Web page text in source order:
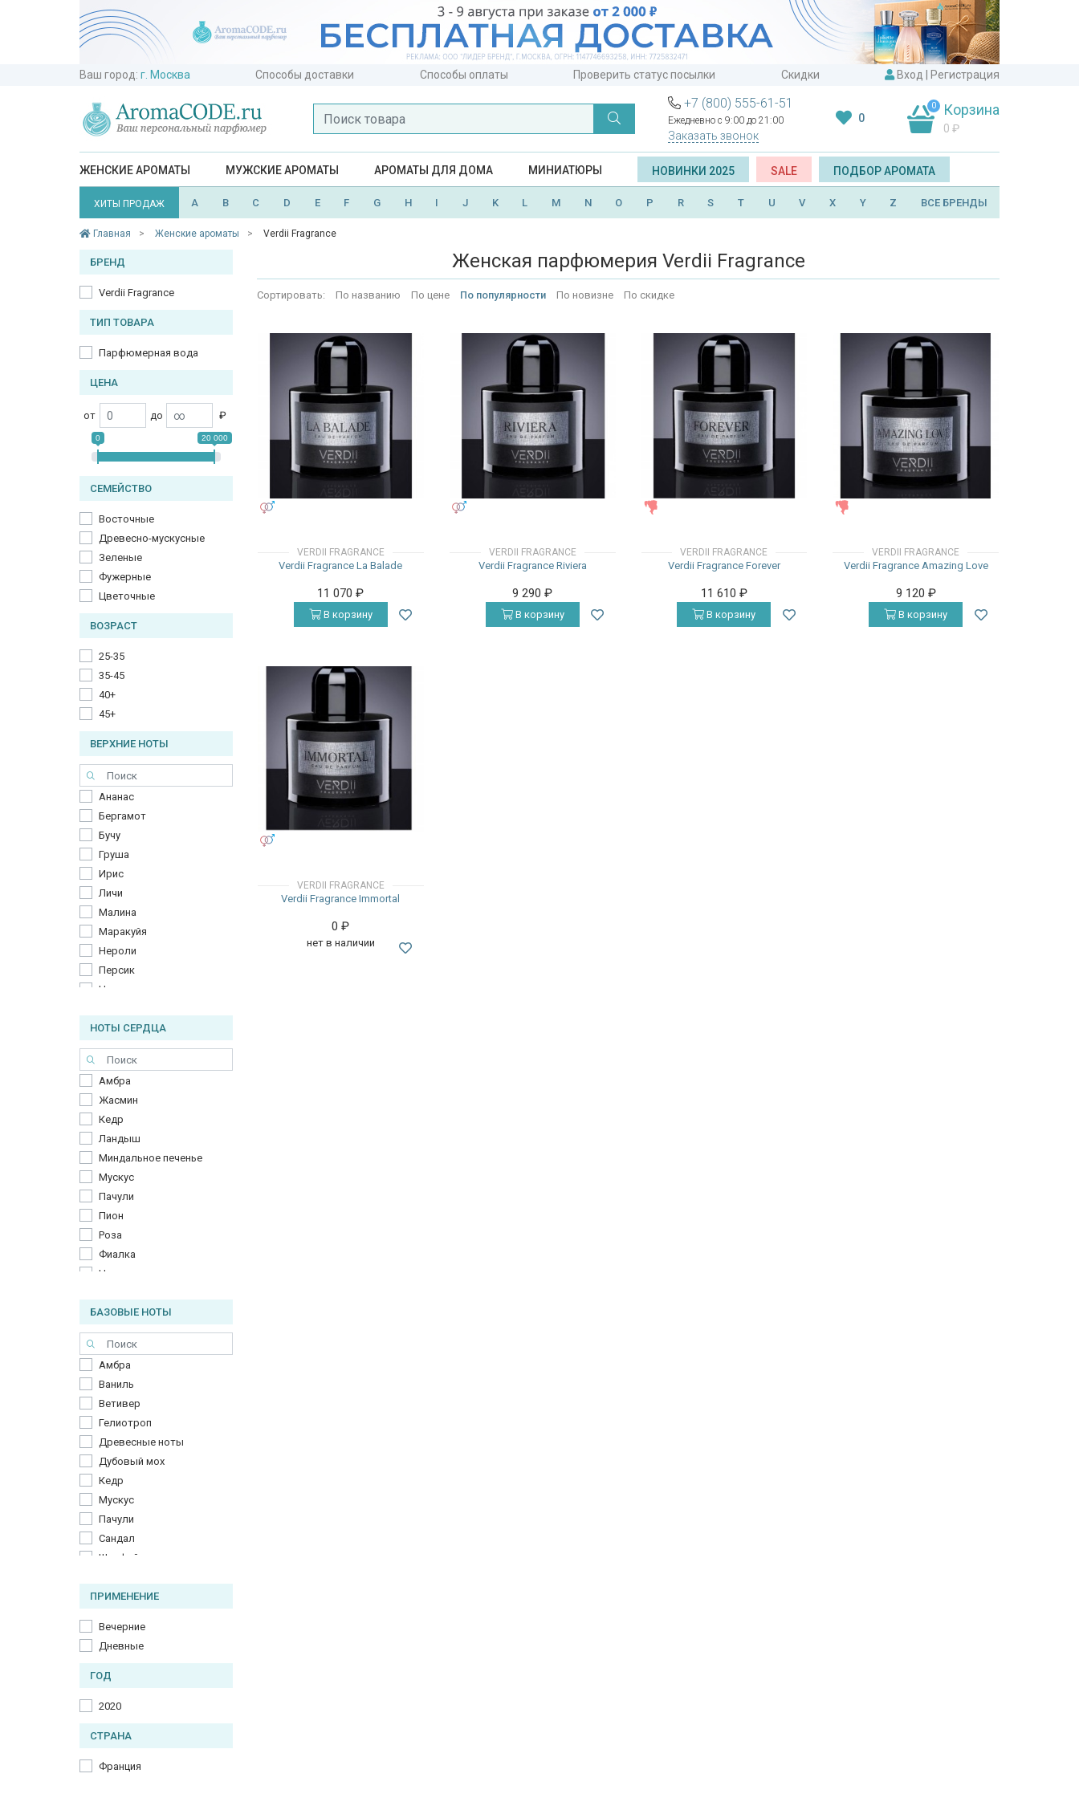
Ваш город: г. Москва Способы доставки Способы оплаты Проверить статус посылки Скидки Вход Регистрация
+7 (800) 555-61-51
Ежедневно с 9:00 до 21:00
Заказать звонок
0
0 Корзина
0 ₽
ЖЕНСКИЕ АРОМАТЫ МУЖСКИЕ АРОМАТЫ АРОМАТЫ ДЛЯ ДОМА МИНИАТЮРЫ НОВИНКИ 2025 SALE ПОДБОР АРОМАТА
ХИТЫ ПРОДАЖ A B C D E F G H I J K L M N O P R S T U V X Y Z ВСЕ БРЕНДЫ
Главная Женские ароматы Verdii Fragrance
БРЕНД
Verdii Fragrance
ТИП ТОВАРА
Парфюмерная вода
ЦЕНА
от до ₽
0 20 000
СЕМЕЙСТВО
Восточные
Древесно-мускусные
Зеленые
Фужерные
Цветочные
ВОЗРАСТ
25-35
35-45
40+
45+
ВЕРХНИЕ НОТЫ
Ананас
Бергамот
Бучу
Груша
Ирис
Личи
Малина
Маракуйя
Нероли
Персик
Цитрон
Яблоко
НОТЫ СЕРДЦА
Амбра
Жасмин
Кедр
Ландыш
Миндальное печенье
Мускус
Пачули
Пион
Роза
Фиалка
Цветок апельсина
БАЗОВЫЕ НОТЫ
Амбра
Ваниль
Ветивер
Гелиотроп
Древесные ноты
Дубовый мох
Кедр
Мускус
Пачули
Сандал
Шалфей
ПРИМЕНЕНИЕ
Вечерние
Дневные
ГОД
2020
СТРАНА
Франция
Женская парфюмерия Verdii Fragrance
Сортировать: По названию По цене По популярности По новизне По скидке
VERDII FRAGRANCE
Verdii Fragrance La Balade
11 070₽
В корзину
VERDII FRAGRANCE
Verdii Fragrance Riviera
9 290₽
В корзину
VERDII FRAGRANCE
Verdii Fragrance Forever
11 610 ₽
В корзину
VERDII FRAGRANCE
Verdii Fragrance Amazing Love
9 120 ₽
В корзину
VERDII FRAGRANCE
Verdii Fragrance Immortal
0₽
нет в наличии